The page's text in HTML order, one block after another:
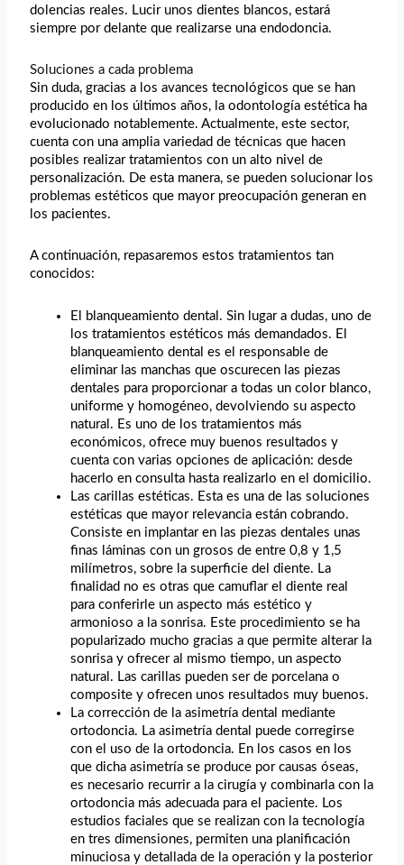
dolencias reales. Lucir unos dientes blancos, estará
siempre por delante que realizarse una endodoncia.
Soluciones a cada problema
Sin duda, gracias a los avances tecnológicos que se han
producido en los últimos años, la odontología estética ha
evolucionado notablemente. Actualmente, este sector,
cuenta con una amplia variedad de técnicas que hacen
posibles realizar tratamientos con un alto nivel de
personalización. De esta manera, se pueden solucionar los
problemas estéticos que mayor preocupación generan en
los pacientes.
A continuación, repasaremos estos tratamientos tan
conocidos:
El blanqueamiento dental. Sin lugar a dudas, uno de
los tratamientos estéticos más demandados. El
blanqueamiento dental es el responsable de
eliminar las manchas que oscurecen las piezas
dentales para proporcionar a todas un color blanco,
uniforme y homogéneo, devolviendo su aspecto
natural. Es uno de los tratamientos más
económicos, ofrece muy buenos resultados y
cuenta con varias opciones de aplicación: desde
hacerlo en consulta hasta realizarlo en el domicilio.
Las carillas estéticas. Esta es una de las soluciones
estéticas que mayor relevancia están cobrando.
Consiste en implantar en las piezas dentales unas
finas láminas con un grosos de entre 0,8 y 1,5
milímetros, sobre la superficie del diente. La
finalidad no es otras que camuflar el diente real
para conferirle un aspecto más estético y
armonioso a la sonrisa. Este procedimiento se ha
popularizado mucho gracias a que permite alterar la
sonrisa y ofrecer al mismo tiempo, un aspecto
natural. Las carillas pueden ser de porcelana o
composite y ofrecen unos resultados muy buenos.
La corrección de la asimetría dental mediante
ortodoncia. La asimetría dental puede corregirse
con el uso de la ortodoncia. En los casos en los
que dicha asimetría se produce por causas óseas,
es necesario recurrir a la cirugía y combinarla con la
ortodoncia más adecuada para el paciente. Los
estudios faciales que se realizan con la tecnología
en tres dimensiones, permiten una planificación
minuciosa y detallada de la operación y la posterior